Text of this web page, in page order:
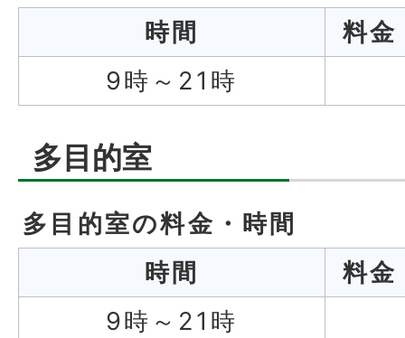
時間
料金
9時～21時
多目的室
多目的室の料金・時間
時間
料金
9時～21時